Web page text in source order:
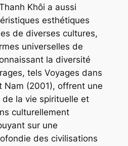
Khôi a aussi
esthétiques
de diverses cultures,
universelles de
la diversité
tels Voyages dans
Nam (2001), offrent une
la vie spirituelle et
culturellement
sur une
des civilisations